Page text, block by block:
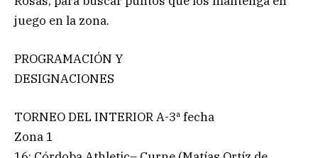
juego en la zona.
PROGRAMACIÓN Y
DESIGNACIONES
TORNEO DEL INTERIOR A-3ª fecha
Zona 1